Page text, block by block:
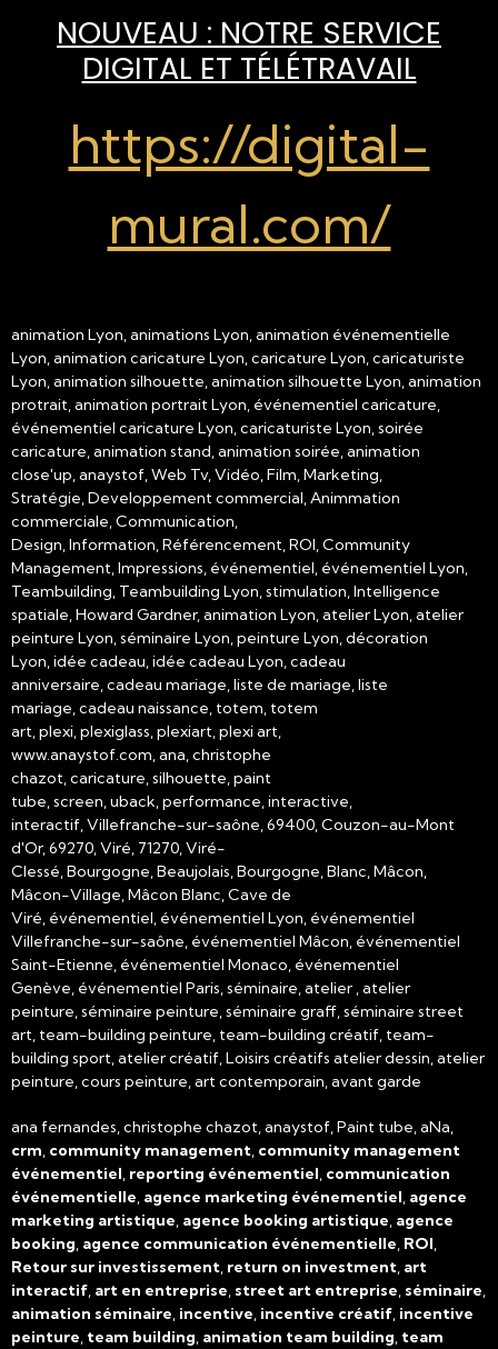
NOUVEAU : NOTRE SERVICE
DIGITAL ET TÉLÉTRAVAIL
https://digital-
mural.com/
animation Lyon, animations Lyon, animation événementielle
Lyon, animation caricature Lyon, caricature Lyon, caricaturiste
Lyon, animation silhouette, animation silhouette Lyon, animation
protrait, animation portrait Lyon, événementiel caricature,
événementiel caricature Lyon, caricaturiste Lyon, soirée
caricature, animation stand, animation soirée, animation
close'up, anaystof, Web Tv, Vidéo, Film, Marketing,
Stratégie, Developpement commercial, Animmation
commerciale, Communication,
Design, Information, Référencement, ROI, Community
Management, Impressions, événementiel, événementiel Lyon,
Teambuilding, Teambuilding Lyon, stimulation, Intelligence
spatiale, Howard Gardner, animation Lyon, atelier Lyon, atelier
peinture Lyon, séminaire Lyon, peinture Lyon, décoration
Lyon, idée cadeau, idée cadeau Lyon, cadeau
anniversaire, cadeau mariage, liste de mariage, liste
mariage, cadeau naissance, totem, totem
art, plexi, plexiglass, plexiart, plexi art,
www.anaystof.com, ana, christophe
chazot, caricature, silhouette, paint
tube, screen, uback, performance, interactive,
interactif, Villefranche-sur-saône, 69400, Couzon-au-Mont
d'Or, 69270, Viré, 71270, Viré-
Clessé, Bourgogne, Beaujolais, Bourgogne, Blanc, Mâcon,
Mâcon-Village, Mâcon Blanc, Cave de
Viré, événementiel, événementiel Lyon, événementiel
Villefranche-sur-saône, événementiel Mâcon, événementiel
Saint-Etienne, événementiel Monaco, événementiel
Genève, événementiel Paris, séminaire, atelier , atelier
peinture, séminaire peinture, séminaire graff, séminaire street
art, team-building peinture, team-building créatif, team-
building sport, atelier créatif, Loisirs créatifs atelier dessin, atelier
peinture, cours peinture, art contemporain, avant garde
ana fernandes, christophe chazot, anaystof, Paint tube, aNa,
crm, community management, community management
événementiel, reporting événementiel, communication
événementielle, agence marketing événementiel, agence
marketing artistique, agence booking artistique, agence
booking, agence communication événementielle, ROI,
Retour sur investissement, return on investment, art
interactif, art en entreprise, street art entreprise, séminaire,
animation séminaire, incentive, incentive créatif, incentive
peinture, team building, animation team building, team